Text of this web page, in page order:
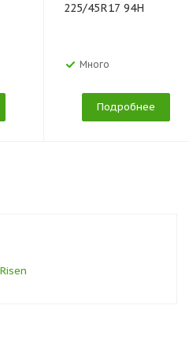
225/45R17 94H
Много
Подробнее